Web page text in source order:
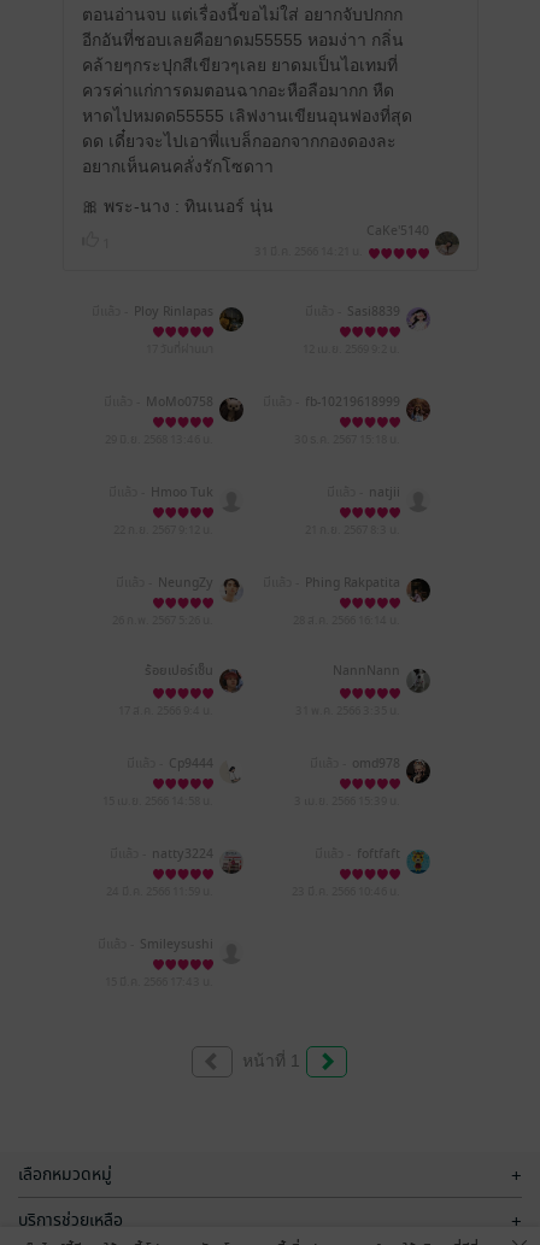
ตอนอ่านจบ แต่เรื่องนี้ขอไม่ใส่ อยากจับปกกก
อีกอันที่ชอบเลยคือยาดม55555 หอมง่าา กลิ่น
คล้ายๆกระปุกสีเขียวๆเลย ยาดมเป็นไอเทมที่
ควรค่าแก่การดมตอนฉากอะหือลือมากก หืด
หาดไปหมดด55555 เลิฟงานเขียนอุนฟองที่สุด
ดด เดี๋ยวจะไปเอาพี่แบล็กออกจากกองดองละ
อยากเห็นคนคลั่งรักโซดาา
🎀 พระ-นาง : ทินเนอร์ นุ่น
CaKe'5140
Ploy Rinlapas Sasi8839
MoMo0758
fb-10219618999
001637
Hmoo Tuk natjii
NeungZy Phing Rakpatita
ร้อยเปอร์เซ็น NannNann
Cp9444 omd978
natty3224 foftfaft
Smileysushi
หน้าที่ 1
เลือกหมวดหมู่ +
บริการช่วยเหลือ +